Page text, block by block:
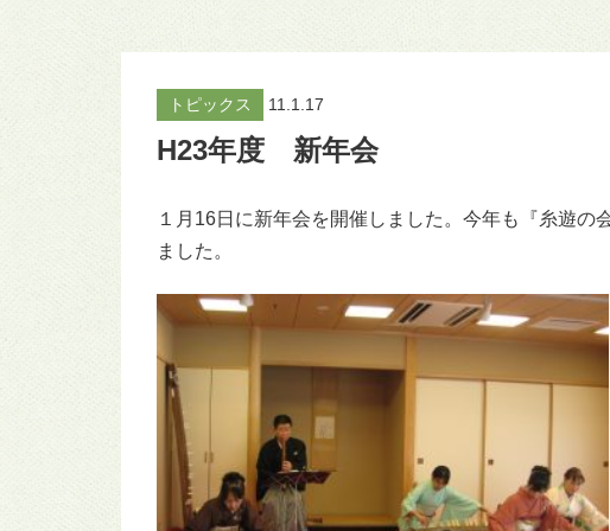
トピックス 11.1.17
H23年度 新年会
１月16日に新年会を開催しました。今年も『糸遊
ました。